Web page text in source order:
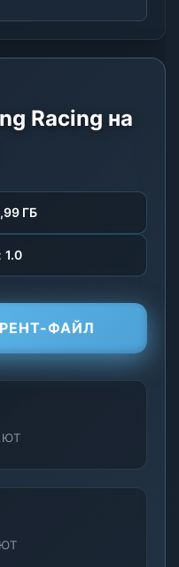
Racing на
ГБ
1.0
ФАЙЛ